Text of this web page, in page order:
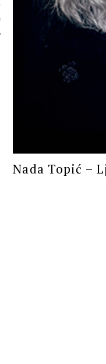
Nada Topić –